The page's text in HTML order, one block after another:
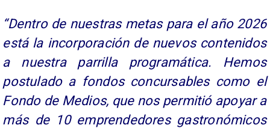
“Dentro de nuestras metas para el año 2026
está la incorporación de nuevos contenidos
a nuestra parrilla programática. Hemos
postulado a fondos concursables como el
Fondo de Medios, que nos permitió apoyar a
más de 10 emprendedores gastronómicos